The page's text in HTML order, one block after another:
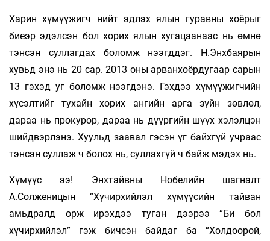
Харин хүмүүжигч нийт эдлэх ялын гуравны хоёрыг
биеэр эдэлсэн бол хорих ялын хугацаанаас нь өмнө
тэнсэн суллагдах боломж нээгддэг. Н.Энхбаярын
хувьд энэ нь 20 сар. 2013 оны арванхоёрдугаар сарын
13 гэхэд уг боломж нээгдэнэ. Гэхдээ хүмүүжигчийн
хүсэлтийг тухайн хорих ангийн арга зүйн зөвлөл,
дараа нь прокурор, дараа нь дүүргийн шүүх хэлэлцэн
шийдвэрлэнэ. Хуульд заавал гэсэн үг байхгүй учраас
тэнсэн суллаж ч болох нь, суллахгүй ч байж мэдэх нь.
Хүмүүс ээ! Энхтайвны Нобелийн шагналт
А.Солженицын “Хүчирхийлэл хүмүүсийн тайван
амьдралд орж ирэхдээ туган дээрээ “Би бол
хүчирхийлэл” гэж бичсэн байдаг ба “Холдоорой,